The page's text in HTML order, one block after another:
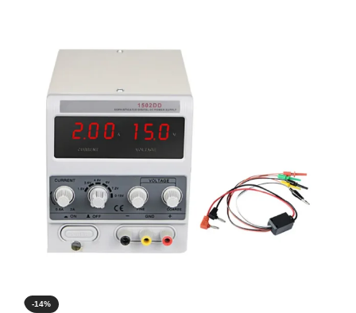
-14%